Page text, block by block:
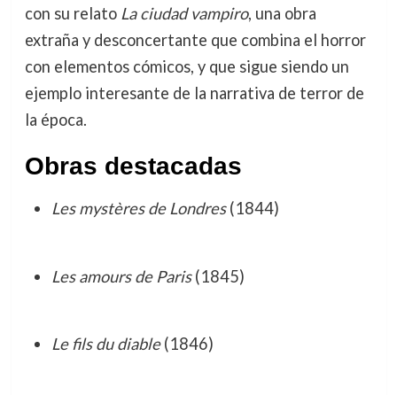
con su relato La ciudad vampiro, una obra
extraña y desconcertante que combina el horror
con elementos cómicos, y que sigue siendo un
ejemplo interesante de la narrativa de terror de
la época.
Obras destacadas
Les mystères de Londres(1844)
Les amours de Paris(1845)
Le fils du diable(1846)